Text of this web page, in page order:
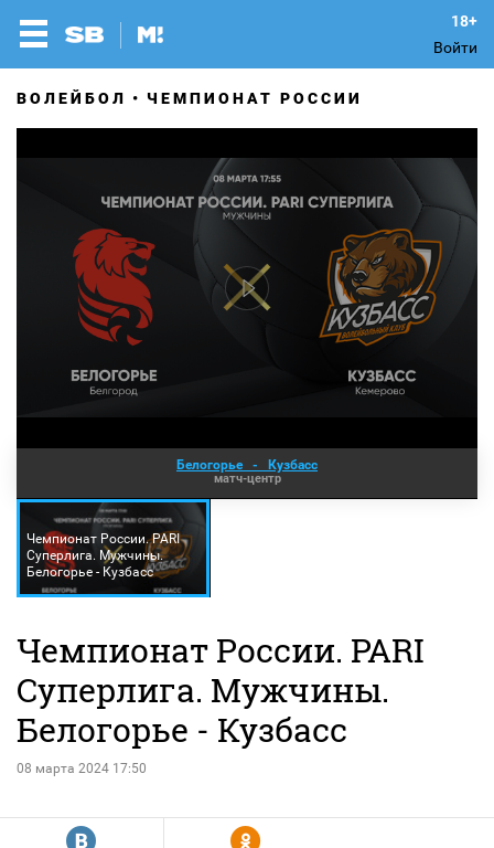
Войти
ВОЛЕЙБОЛ ЧЕМПИОНАТ РОССИИ
Белогорье - Кузбасс
матч-центр
Чемпионат России. PARI
Суперлига. Мужчины.
Белогорье - Кузбасс
Чемпионат России. PARI
Суперлига. Мужчины.
Белогорье - Кузбасс
08 марта 2024 17:50